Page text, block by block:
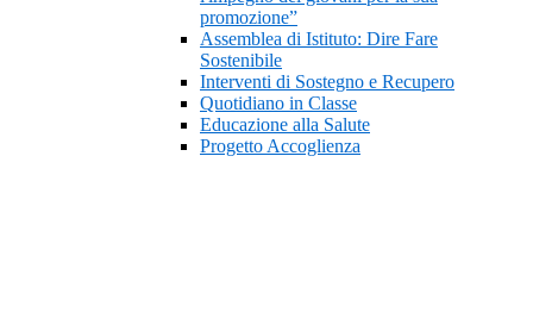
promozione”
Assemblea di Istituto: Dire Fare
Sostenibile
Interventi di Sostegno e Recupero
Quotidiano in Classe
Educazione alla Salute
Progetto Accoglienza